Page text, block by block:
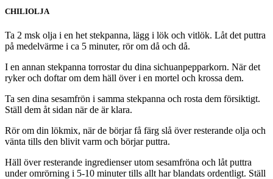
CHILIOLJA
Ta 2 msk olja i en het stekpanna, lägg i lök och vitlök. Låt det puttra
på medelvärme i ca 5 minuter, rör om då och då.
I en annan stekpanna torrostar du dina sichuanpepparkorn. När det
ryker och doftar om dem häll över i en mortel och krossa dem.
Ta sen dina sesamfrön i samma stekpanna och rosta dem försiktigt.
Ställ dem åt sidan när de är klara.
Rör om din lökmix, när de börjar få färg slå över resterande olja och
vänta tills den blivit varm och börjar puttra.
Häll över resterande ingredienser utom sesamfröna och låt puttra
under omrörning i 5-10 minuter tills allt har blandats ordentligt. Ställ